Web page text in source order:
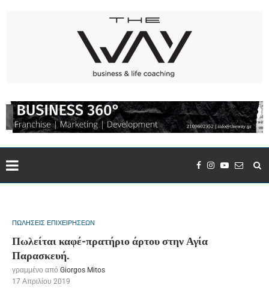
ΠΩΛΗΣΕΙΣ ΕΠΙΧΕΙΡΗΣΕΩΝ
Πωλείται καφέ-πρατήριο άρτου στην Αγία
Παρασκευή.
γραμμένο από Giorgos Mitos
17 Απριλίου 2019